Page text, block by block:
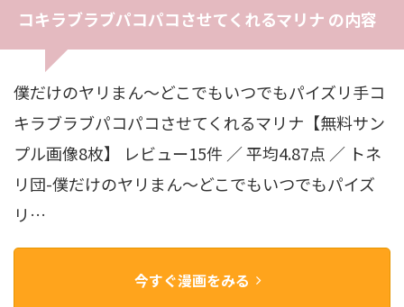
コキラブラブパコパコさせてくれるマリナ の内容
僕だけのヤリまん〜どこでもいつでもパイズリ手コ
キラブラブパコパコさせてくれるマリナ【無料サン
プル画像8枚】 レビュー15件 ／ 平均4.87点 ／ トネ
リ団-僕だけのヤリまん〜どこでもいつでもパイズ
リ…
今すぐ漫画をみる